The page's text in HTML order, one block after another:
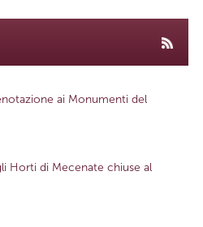
ai Monumenti del
Horti di Mecenate chiuse al